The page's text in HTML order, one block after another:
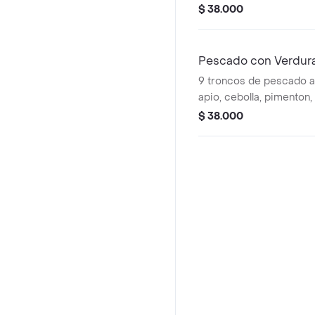
en salsa de ostras y
$ 38.000
Pescado con
9 troncos de pescado
apio, cebolla,
y brócoli. todo salteado
$ 38.000